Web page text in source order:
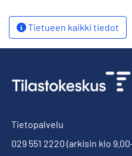
Tietueen kaikki tiedot
Tietopalvelu
029 551 2220 (arkisin klo